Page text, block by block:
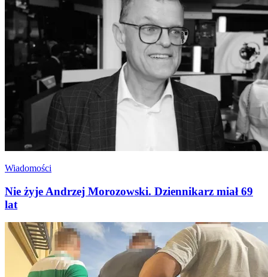
Wiadomości
Nie żyje Andrzej Morozowski. Dziennikarz miał 69
lat